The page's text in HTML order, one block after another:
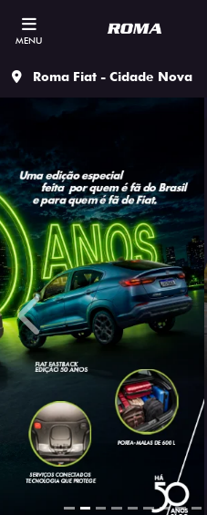
MENU
Roma Fiat - Cidade Nova
templates.template-